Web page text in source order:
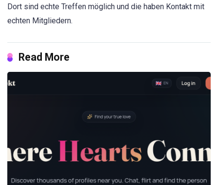
Dort sind echte Treffen möglich und die haben Kontakt mit
echten Mitgliedern.
Read More